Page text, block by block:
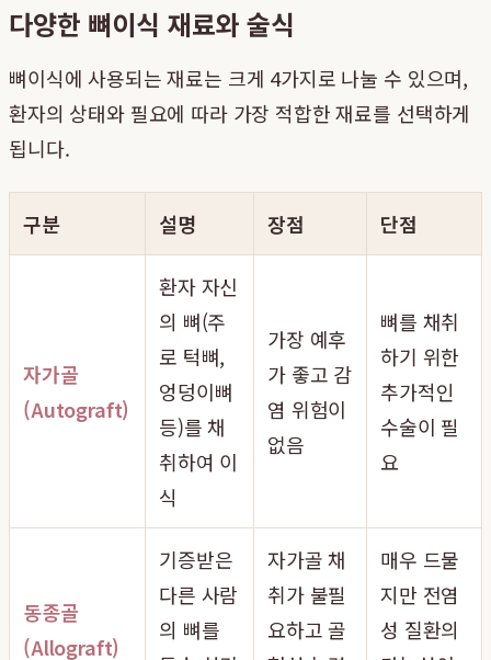
다양한 뼈이식 재료와 술식
뼈이식에 사용되는 재료는 크게 4가지로 나눌 수 있으며,
환자의 상태와 필요에 따라 가장 적합한 재료를 선택하게
됩니다.
구분 설명 장점 단점
자가골
(Autograft)
환자 자신
의 뼈(주
로 턱뼈,
엉덩이뼈
등)를 채
취하여 이
식
가장 예후
가 좋고 감
염 위험이
없음
뼈를 채취
하기 위한
추가적인
수술이 필
요
동종골
(Allograft)
기증받은
다른 사람
의 뼈를
자가골 채
취가 불필
요하고 골
매우 드물
지만 전염
성 질환의